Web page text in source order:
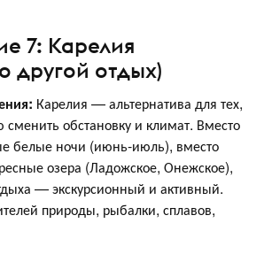
7: Карелия
другой отдых)
Карелия — альтернатива для тех,
сменить обстановку и климат. Вместо
белые ночи (июнь-июль), вместо
озера (Ладожское, Онежское),
— экскурсионный и активный.
природы, рыбалки, сплавов,